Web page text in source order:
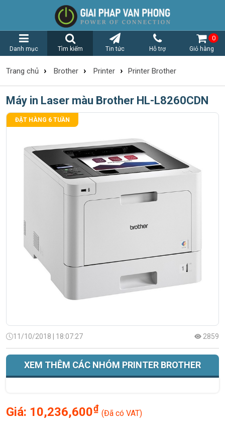
Danh mục Tìm kiếm Tin tức Hỗ trợ Giỏ hàng
0
Trang chủ › Brother › Printer › Printer Brother
Máy in Laser màu Brother HL-L8260CDN
ĐẶT HÀNG 6 TUẦN
11/10/2018 | 18:07:27 2859
XEM THÊM CÁC NHÓM PRINTER BROTHER
Giá: 10,236,600₫ (Đã có VAT)